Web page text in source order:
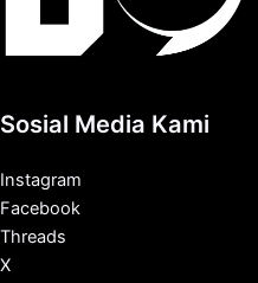
Sosial Media Kami
Instagram
Facebook
Threads
X